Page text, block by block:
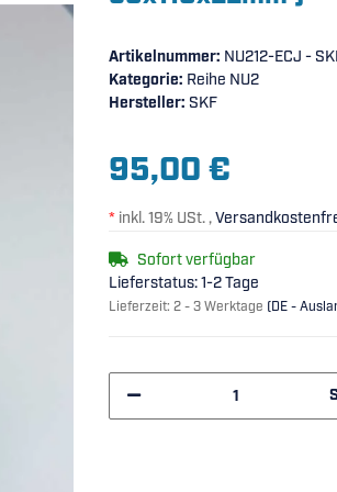
Artikelnummer: NU212-ECJ -
Kategorie: Reihe NU2
Hersteller: SKF
95,00 €
* inkl. 19% USt. ,
Sofort verfügbar
Lieferstatus: 1-2 Tage
Lieferzeit: 2 - 3 Werktage (DE -